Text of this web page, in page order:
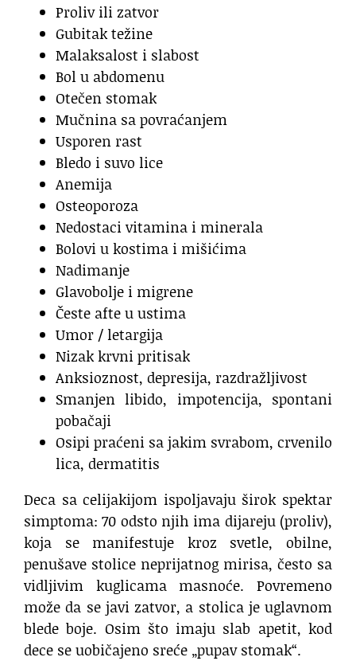
Proliv ili zatvor
Gubitak težine
Malaksalost i slabost
Bol u abdomenu
Otečen stomak
Mučnina sa povraćanjem
Usporen rast
Bledo i suvo lice
Anemija
Osteoporoza
Nedostaci vitamina i minerala
Bolovi u kostima i mišićima
Nadimanje
Glavobolje i migrene
Česte afte u ustima
Umor / letargija
Nizak krvni pritisak
Anksioznost, depresija, razdražljivost
Smanjen libido, impotencija, spontani
pobačaji
Osipi praćeni sa jakim svrabom, crvenilo
lica, dermatitis
Deca sa celijakijom ispoljavaju širok spektar
simptoma: 70 odsto njih ima dijareju (proliv),
koja se manifestuje kroz svetle, obilne,
penušave stolice neprijatnog mirisa, često sa
vidljivim kuglicama masnoće. Povremeno
može da se javi zatvor, a stolica je uglavnom
blede boje. Osim što imaju slab apetit, kod
dece se uobičajeno sreće „pupav stomak“.